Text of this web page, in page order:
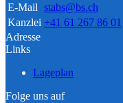
E-Mail stabs@bs.ch
Kanzlei +41 61 267 86 01
Adresse
Links
Lageplan
Folge uns auf